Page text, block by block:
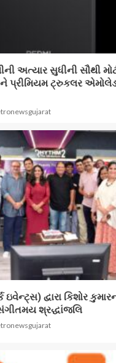
અત્યાર સુધીની સૌથી
ટ્રુકલર એમોલેડ
ઇવેન્ટ્સ) દ્વારા કિશોર
શ્રદ્ધાંજલિ